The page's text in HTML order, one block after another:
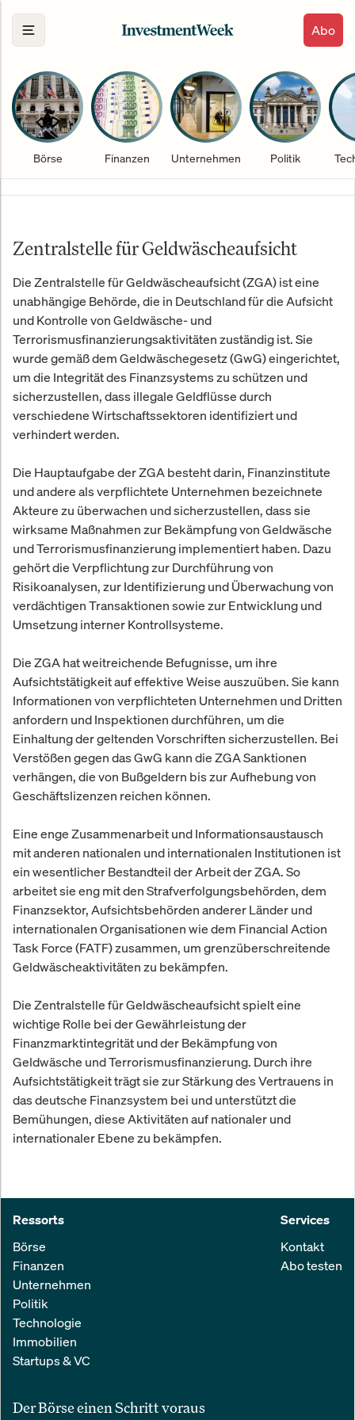
Abo
Börse Finanzen Unternehmen Politik
Zentralstelle für Geldwäscheaufsicht
Die Zentralstelle für Geldwäscheaufsicht (ZGA) ist eine
unabhängige Behörde, die in Deutschland für die Aufsicht
und Kontrolle von Geldwäsche- und
Terrorismusfinanzierungsaktivitäten zuständig ist. Sie
wurde gemäß dem Geldwäschegesetz (GwG) eingerichtet,
um die Integrität des Finanzsystems zu schützen und
sicherzustellen, dass illegale Geldflüsse durch
verschiedene Wirtschaftssektoren identifiziert und
verhindert werden.
Die Hauptaufgabe der ZGA besteht darin, Finanzinstitute
und andere als verpflichtete Unternehmen bezeichnete
Akteure zu überwachen und sicherzustellen, dass sie
wirksame Maßnahmen zur Bekämpfung von Geldwäsche
und Terrorismusfinanzierung implementiert haben. Dazu
gehört die Verpflichtung zur Durchführung von
Risikoanalysen, zur Identifizierung und Überwachung von
verdächtigen Transaktionen sowie zur Entwicklung und
Umsetzung interner Kontrollsysteme.
Die ZGA hat weitreichende Befugnisse, um ihre
Aufsichtstätigkeit auf effektive Weise auszuüben. Sie kann
Informationen von verpflichteten Unternehmen und Dritten
anfordern und Inspektionen durchführen, um die
Einhaltung der geltenden Vorschriften sicherzustellen. Bei
Verstößen gegen das GwG kann die ZGA Sanktionen
verhängen, die von Bußgeldern bis zur Aufhebung von
Geschäftslizenzen reichen können.
Eine enge Zusammenarbeit und Informationsaustausch
mit anderen nationalen und internationalen Institutionen ist
ein wesentlicher Bestandteil der Arbeit der ZGA. So
arbeitet sie eng mit den Strafverfolgungsbehörden, dem
Finanzsektor, Aufsichtsbehörden anderer Länder und
internationalen Organisationen wie dem Financial Action
Task Force (FATF) zusammen, um grenzüberschreitende
Geldwäscheaktivitäten zu bekämpfen.
Die Zentralstelle für Geldwäscheaufsicht spielt eine
wichtige Rolle bei der Gewährleistung der
Finanzmarktintegrität und der Bekämpfung von
Geldwäsche und Terrorismusfinanzierung. Durch ihre
Aufsichtstätigkeit trägt sie zur Stärkung des Vertrauens in
das deutsche Finanzsystem bei und unterstützt die
Bemühungen, diese Aktivitäten auf nationaler und
internationaler Ebene zu bekämpfen.
Ressorts
Börse
Finanzen
Unternehmen
Politik
Technologie
Immobilien
Startups & VC
Services
Kontakt
Abo testen
Der Börse einen Schritt voraus